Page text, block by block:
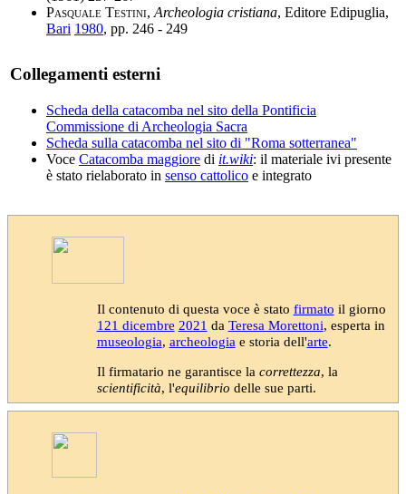
Pasquale Testini, Archeologia cristiana, Editore Edipuglia,
Bari 1980, pp. 246 - 249
Collegamenti esterni
Scheda della catacomba nel sito della Pontificia
Commissione di Archeologia Sacra
Scheda sulla catacomba nel sito di "Roma sotterranea"
Voce Catacomba maggiore di it.wiki: il materiale ivi presente
è stato rielaborato in senso cattolico e integrato
Il contenuto di questa voce è stato firmato il giorno
121 dicembre 2021 da Teresa Morettoni, esperta in
museologia, archeologia e storia dell'arte.
Il firmatario ne garantisce la correttezza, la
scientificità, l'equilibrio delle sue parti.